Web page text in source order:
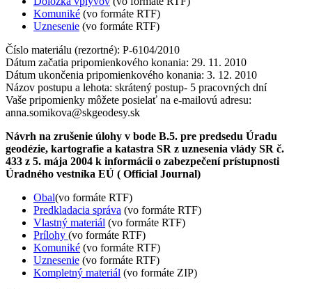
Komuniké (vo formáte RTF)
Uznesenie (vo formáte RTF)
Číslo materiálu (rezortné): P-6104/2010
Dátum začatia pripomienkového konania: 29. 11. 2010
Dátum ukončenia pripomienkového konania: 3. 12. 2010
Názov postupu a lehota: skrátený postup- 5 pracovných dní
Vaše pripomienky môžete posielať na e-mailovú adresu:
anna.somikova@skgeodesy.sk
Návrh na zrušenie úlohy v bode B.5. pre predsedu Úradu
geodézie, kartografie a katastra SR z uznesenia vlády SR č.
433 z 5. mája 2004 k informácii o zabezpečení prístupnosti
Úradného vestníka EÚ ( Official Journal)
Obal(vo formáte RTF)
Predkladacia správa (vo formáte RTF)
Vlastný materiál (vo formáte RTF)
Prílohy (vo formáte RTF)
Komuniké (vo formáte RTF)
Uznesenie (vo formáte RTF)
Kompletný materiál (vo formáte ZIP)